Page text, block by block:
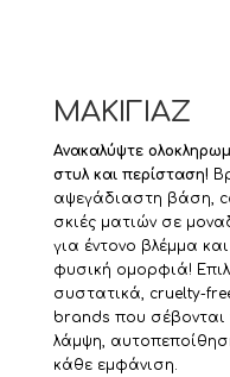
ΜΑΚΙΓΙΑΖ
Ανακαλύψτε
στυλ και περίσταση!
αψεγάδιαστη βάση,
σκιές ματιών σε
για έντονο βλέμμα
φυσική ομορφιά!
συστατικά, cruelty-
brands που σέβονται
λάμψη,
κάθε εμφάνιση.